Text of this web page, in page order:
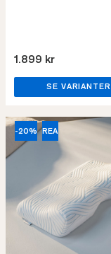
1.899 kr
SE VARIANTER
-20% REA